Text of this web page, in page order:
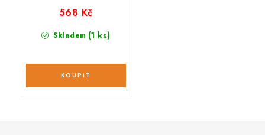
Skladem (1 ks)
568 Kč